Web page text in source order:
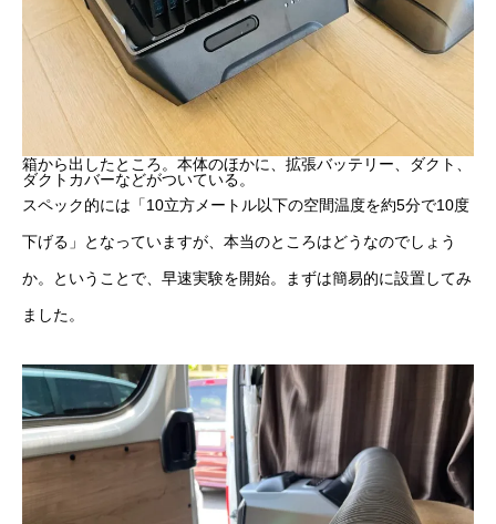
箱から出したところ。本体のほかに、拡張バッテリー、ダクト、
ダクトカバーなどがついている。
スペック的には「10立方メートル以下の空間温度を約5分で10度
下げる」となっていますが、本当のところはどうなのでしょう
か。ということで、早速実験を開始。まずは簡易的に設置してみ
ました。